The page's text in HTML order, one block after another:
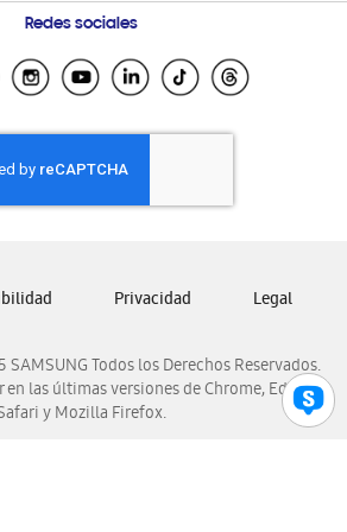
Preguntas Frecuentes
Samsung Costa Rica
Samsung Ecuador
El Salvador
Samsung Guatemala
Samsung Honduras
Samsung Nicaragua
Samsung Venezuela
Redes sociales
Todos los Derechos Reservados.
en las últimas versiones de Chrome, Edge,
y Mozilla Firefox.
Privacidad Legal